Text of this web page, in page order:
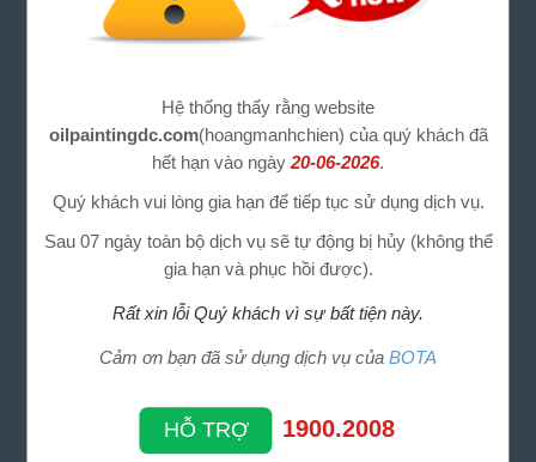
Hệ thống thấy rằng website
oilpaintingdc.com(hoangmanhchien) của quý khách đã
hết hạn vào ngày20-06-2026.
Quý khách vui lòng gia hạn để tiếp tục sử dụng dịch vụ.
Sau 07 ngày toàn bộ dịch vụ sẽ tự động bị hủy (không thể
gia hạn và phục hồi được).
Rất xin lỗi Quý khách vì sự bất tiện này.
Cảm ơn bạn đã sử dụng dịch vụ của BOTA
HỖ TRỢ 1900.2008